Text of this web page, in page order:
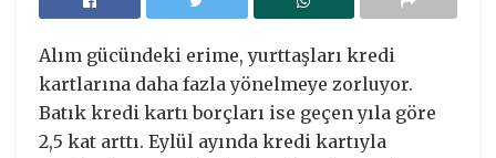
Alım gücündeki erime, yurttaşları kredi
kartlarına daha fazla yönelmeye zorluyor.
Batık kredi kartı borçları ise geçen yıla göre
2,5 kat arttı. Eylül ayında kredi kartıyla